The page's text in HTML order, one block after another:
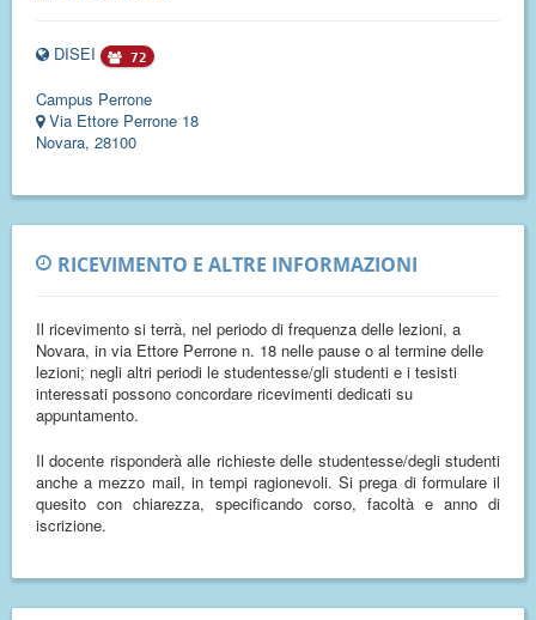
DISEI 72
Campus Perrone
Via Ettore Perrone 18
Novara, 28100
RICEVIMENTO E ALTRE INFORMAZIONI
Il ricevimento si terrà, nel periodo di frequenza delle lezioni, a
Novara, in via Ettore Perrone n. 18 nelle pause o al termine delle
lezioni; negli altri periodi le studentesse/gli studenti e i tesisti
interessati possono concordare ricevimenti dedicati su
appuntamento.
Il docente risponderà alle richieste delle studentesse/degli studenti
anche a mezzo mail, in tempi ragionevoli. Si prega di formulare il
quesito con chiarezza, specificando corso, facoltà e anno di
iscrizione.